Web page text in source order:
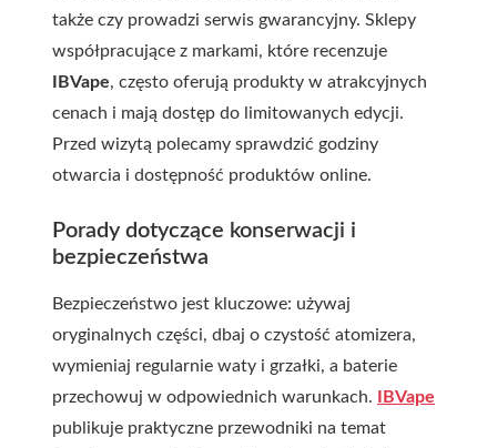
także czy prowadzi serwis gwarancyjny. Sklepy
współpracujące z markami, które recenzuje
IBVape, często oferują produkty w atrakcyjnych
cenach i mają dostęp do limitowanych edycji.
Przed wizytą polecamy sprawdzić godziny
otwarcia i dostępność produktów online.
Porady dotyczące konserwacji i
bezpieczeństwa
Bezpieczeństwo jest kluczowe: używaj
oryginalnych części, dbaj o czystość atomizera,
wymieniaj regularnie waty i grzałki, a baterie
przechowuj w odpowiednich warunkach.
IBVape
publikuje praktyczne przewodniki na temat